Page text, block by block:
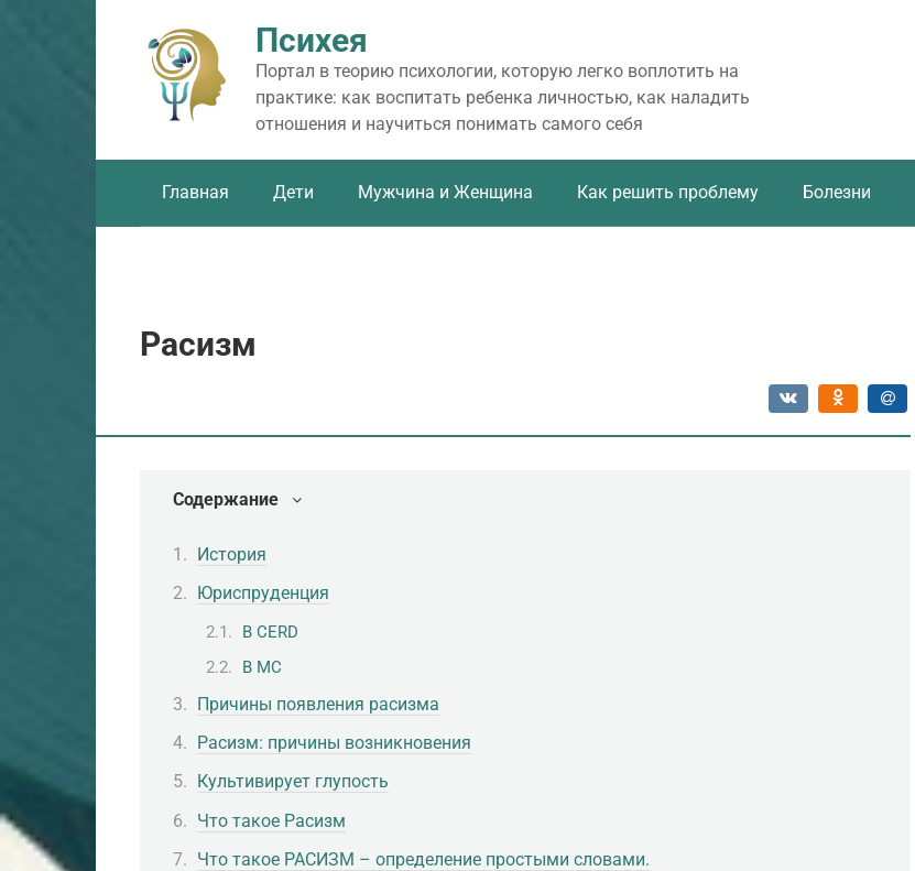
Психея
Портал в теорию психологии, которую легко воплотить на
практике: как воспитать ребенка личностью, как наладить
отношения и научиться понимать самого себя
Главная Дети Мужчина и Женщина Как решить проблему Болезни
Расизм
Содержание
История
Юриспруденция
В CERD
В МС
Причины появления расизма
Расизм: причины возникновения
Культивирует глупость
Что такое Расизм
Что такое РАСИЗМ – определение простыми словами.